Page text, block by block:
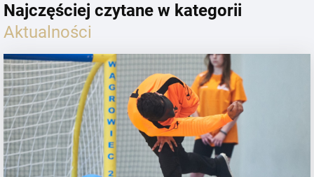
Najczęściej czytane w kategorii
Aktualności